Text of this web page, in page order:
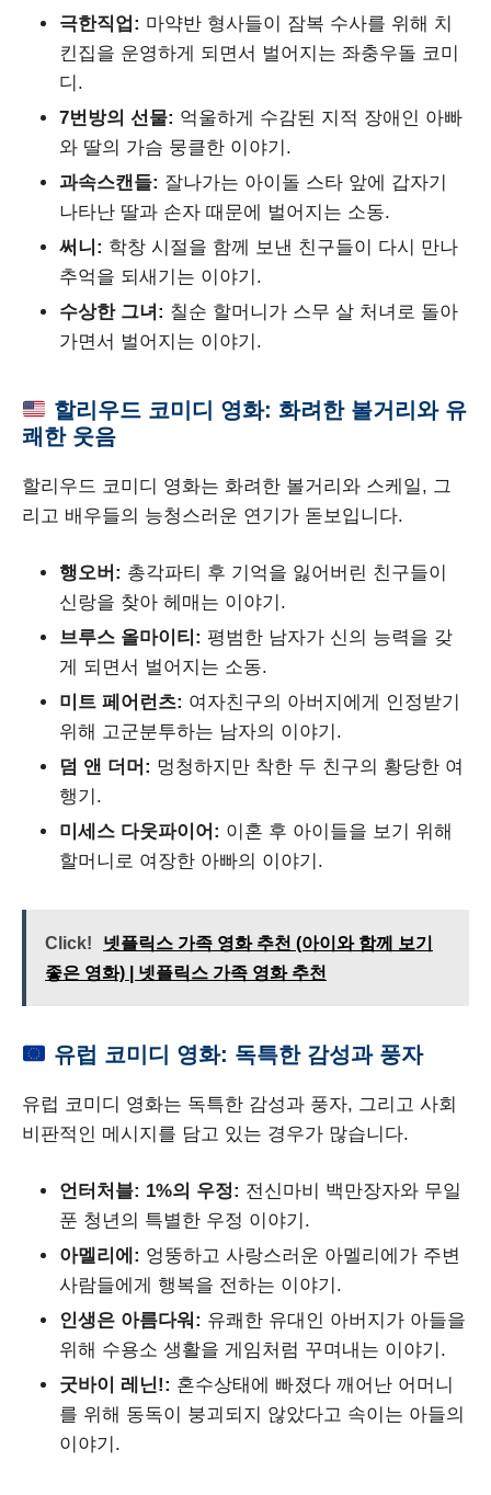
극한직업: 마약반 형사들이 잠복 수사를 위해 치
킨집을 운영하게 되면서 벌어지는 좌충우돌 코미
디.
7번방의 선물: 억울하게 수감된 지적 장애인 아빠
와 딸의 가슴 뭉클한 이야기.
과속스캔들: 잘나가는 아이돌 스타 앞에 갑자기
나타난 딸과 손자 때문에 벌어지는 소동.
써니: 학창 시절을 함께 보낸 친구들이 다시 만나
추억을 되새기는 이야기.
수상한 그녀: 칠순 할머니가 스무 살 처녀로 돌아
가면서 벌어지는 이야기.
할리우드 코미디 영화: 화려한 볼거리와 유
쾌한 웃음
할리우드 코미디 영화는 화려한 볼거리와 스케일, 그
리고 배우들의 능청스러운 연기가 돋보입니다.
행오버: 총각파티 후 기억을 잃어버린 친구들이
신랑을 찾아 헤매는 이야기.
브루스 올마이티: 평범한 남자가 신의 능력을 갖
게 되면서 벌어지는 소동.
미트 페어런츠: 여자친구의 아버지에게 인정받기
위해 고군분투하는 남자의 이야기.
덤 앤 더머: 멍청하지만 착한 두 친구의 황당한 여
행기.
미세스 다웃파이어: 이혼 후 아이들을 보기 위해
할머니로 여장한 아빠의 이야기.
Click!
넷플릭스 가족 영화 추천 (아이와 함께 보기
좋은 영화) | 넷플릭스 가족 영화 추천
유럽 코미디 영화: 독특한 감성과 풍자
유럽 코미디 영화는 독특한 감성과 풍자, 그리고 사회
비판적인 메시지를 담고 있는 경우가 많습니다.
언터처블: 1%의 우정: 전신마비 백만장자와 무일
푼 청년의 특별한 우정 이야기.
아멜리에: 엉뚱하고 사랑스러운 아멜리에가 주변
사람들에게 행복을 전하는 이야기.
인생은 아름다워: 유쾌한 유대인 아버지가 아들을
위해 수용소 생활을 게임처럼 꾸며내는 이야기.
굿바이 레닌!: 혼수상태에 빠졌다 깨어난 어머니
를 위해 동독이 붕괴되지 않았다고 속이는 아들의
이야기.